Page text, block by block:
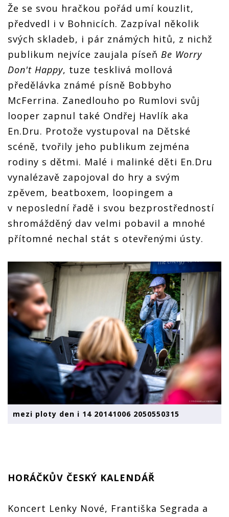
Že se svou hračkou pořád umí kouzlit,
předvedl i v Bohnicích. Zazpíval několik
svých skladeb, i pár známých hitů, z nichž
publikum nejvíce zaujala píseň Be Worry
Don't Happy, tuze tesklivá mollová
předělávka známé písně Bobbyho
McFerrina. Zanedlouho po Rumlovi svůj
looper zapnul také Ondřej Havlík aka
En.Dru. Protože vystupoval na Dětské
scéně, tvořily jeho publikum zejména
rodiny s dětmi. Malé i malinké děti En.Dru
vynalézavě zapojoval do hry a svým
zpěvem, beatboxem, loopingem a
v neposlední řadě i svou bezprostředností
shromážděný dav velmi pobavil a mnohé
přítomné nechal stát s otevřenými ústy.
mezi ploty den i 14 20141006 2050550315
HORÁČKŮV ČESKÝ KALENDÁŘ
Koncert Lenky Nové, Františka Segrada a